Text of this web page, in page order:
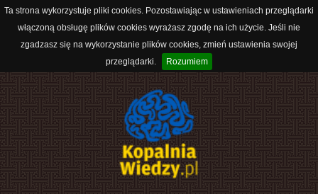
Ta strona wykorzystuje pliki cookies. Pozostawiając w ustawieniach przeglądarki
włączoną obsługę plików cookies wyrażasz zgodę na ich użycie. Jeśli nie
zgadzasz się na wykorzystanie plików cookies, zmień ustawienia swojej
przeglądarki.
Rozumiem